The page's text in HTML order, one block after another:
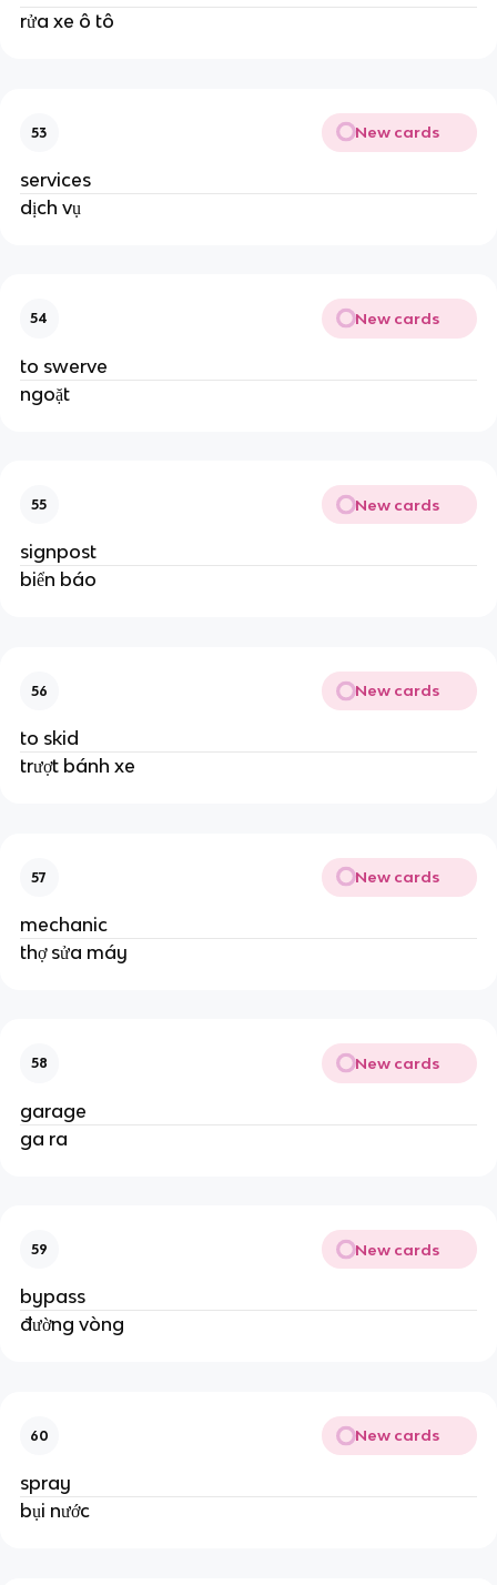
rửa xe ô tô
53 New cards
services
dịch vụ
54 New cards
to swerve
ngoặt
55 New cards
signpost
biển báo
56 New cards
to skid
trượt bánh xe
57 New cards
mechanic
thợ sửa máy
58 New cards
garage
ga ra
59 New cards
bypass
đường vòng
60 New cards
spray
bụi nước